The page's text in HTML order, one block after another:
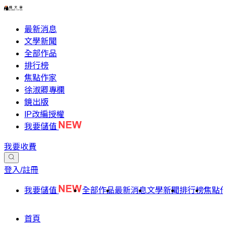
最新消息
文學新聞
全部作品
排行榜
焦點作家
徐淑卿專欄
鏡出版
IP改編授權
我要儲值
我要收費
登入/註冊
我要儲值 全部作品最新消息文學新聞排行榜焦點
首頁